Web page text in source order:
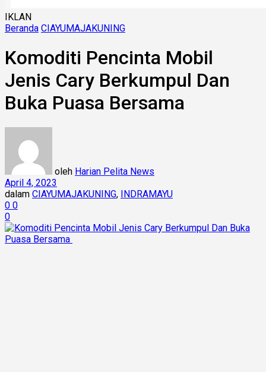
IKLAN
Beranda CIAYUMAJAKUNING
Komoditi Pencinta Mobil
Jenis Cary Berkumpul Dan
Buka Puasa Bersama
oleh Harian Pelita News
April 4, 2023
dalam CIAYUMAJAKUNING, INDRAMAYU
0 0
0